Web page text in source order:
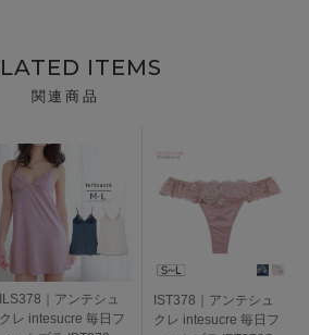
ITEMS
関連商品
ILS378｜アンテシュ
クレ intesucre 毎日フ
IST378｜アンテシュ
クレ intesucre 毎日フ